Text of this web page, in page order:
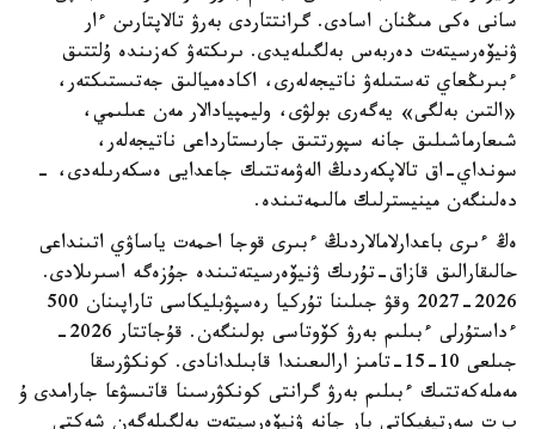
سانى ەكى مىڭنان اسادى. گرانتتاردى بەرۋ تالاپتارىن ءار
ۋنيۆەرسيتەت دەربەس بەلگىلەيدى. ىرىكتەۋ كەزىندە ۇلتتىق
ءبىرىڭعاي تەستىلەۋ ناتيجەلەرى، اكادەميالىق جەتىستىكتەر،
«التىن بەلگى» يەگەرى بولۋى، وليمپيادالار مەن عىلىمي،
شىعارماشىلىق جانە سپورتتىق جارىستارداعى ناتيجەلەر،
سونداي-اق تالاپكەردىڭ الەۋمەتتىك جاعدايى ەسكەرىلەدى، -
دەلىنگەن مينيسترلىك مالىمەتىندە.
ەڭ ءىرى باعدارلامالاردىڭ ءبىرى قوجا احمەت ياساۋي اتىنداعى
حالىقارالىق قازاق-تۇرىك ۋنيۆەرسيتەتىندە جۇزەگە اسىرىلادى.
2026-2027 وقۋ جىلىنا تۇركيا رەسپۋبليكاسى تاراپىنان 500
ءداستۇرلى ءبىلىم بەرۋ كۆوتاسى بولىنگەن. قۇجاتتار 2026-
جىلعى 10-15-تامىز ارالىعىندا قابىلدانادى. كونكۋرسقا
مەملەكەتتىك ءبىلىم بەرۋ گرانتى كونكۋرسىنا قاتىسۋعا جارامدى ۇ